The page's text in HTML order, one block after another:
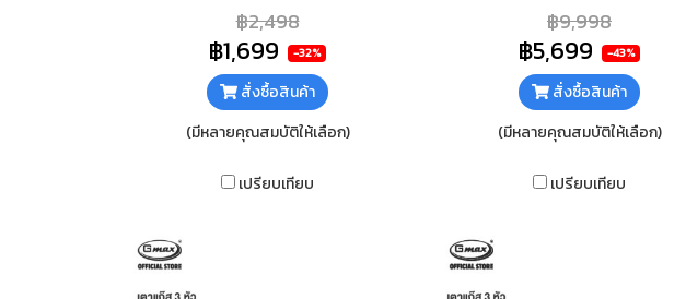
ก๊าซหุงต้ม LPG ตัวเตาทำจากเหล็กหล่อ
ใช้กับหัวปรับแก๊สแรงดันสูง ตัววาล์วมี
ท่อล่อไฟ
฿2,498
฿1,699 -32%
สั่งซื้อสินค้า
(มีหลายคุณสมบัติให้เลือก)
เปรียบเทียบ
8 หัว แบบรังผึ้ง ผลิตจากเซรามิค
คุณภาพดี สามารถสปาร์คได้ 20,000
฿9,998
฿5,699 -43%
สั่งซื้อสินค้า
(มีหลายคุณสมบัติให้เลือก)
เปรียบเทียบ